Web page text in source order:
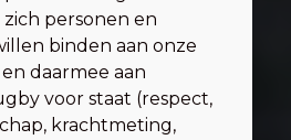
zich personen en
binden aan onze
daarmee aan
voor staat (respect,
krachtmeting,